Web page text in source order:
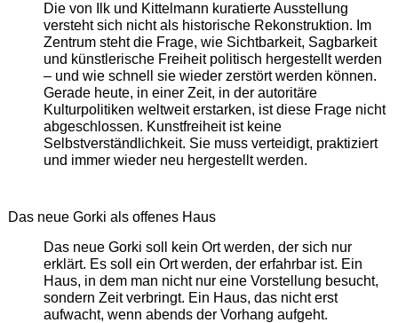
Die von Ilk und Kittelmann kuratierte Ausstellung
versteht sich nicht als historische Rekonstruktion. Im
Zentrum steht die Frage, wie Sichtbarkeit, Sagbarkeit
und künstlerische Freiheit politisch hergestellt werden
– und wie schnell sie wieder zerstört werden können.
Gerade heute, in einer Zeit, in der autoritäre
Kulturpolitiken weltweit erstarken, ist diese Frage nicht
abgeschlossen. Kunstfreiheit ist keine
Selbstverständlichkeit. Sie muss verteidigt, praktiziert
und immer wieder neu hergestellt werden.
Das neue Gorki als offenes Haus
Das neue Gorki soll kein Ort werden, der sich nur
erklärt. Es soll ein Ort werden, der erfahrbar ist. Ein
Haus, in dem man nicht nur eine Vorstellung besucht,
sondern Zeit verbringt. Ein Haus, das nicht erst
aufwacht, wenn abends der Vorhang aufgeht.